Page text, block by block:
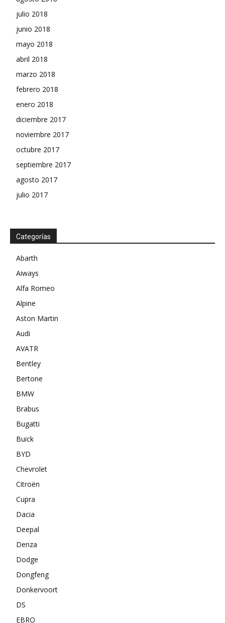
julio 2018
junio 2018
mayo 2018
abril 2018
marzo 2018
febrero 2018
enero 2018
diciembre 2017
noviembre 2017
octubre 2017
septiembre 2017
agosto 2017
julio 2017
Categorías
Abarth
Aiways
Alfa Romeo
Alpine
Aston Martin
Audi
AVATR
Bentley
Bertone
BMW
Brabus
Bugatti
Buick
BYD
Chevrolet
Citroën
Cupra
Dacia
Deepal
Denza
Dodge
Dongfeng
Donkervoort
DS
EBRO